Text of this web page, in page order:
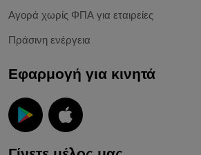
Αγορά χωρίς ΦΠΑ για εταιρείες
Πράσινη ενέργεια
Εφαρμογή για κινητά